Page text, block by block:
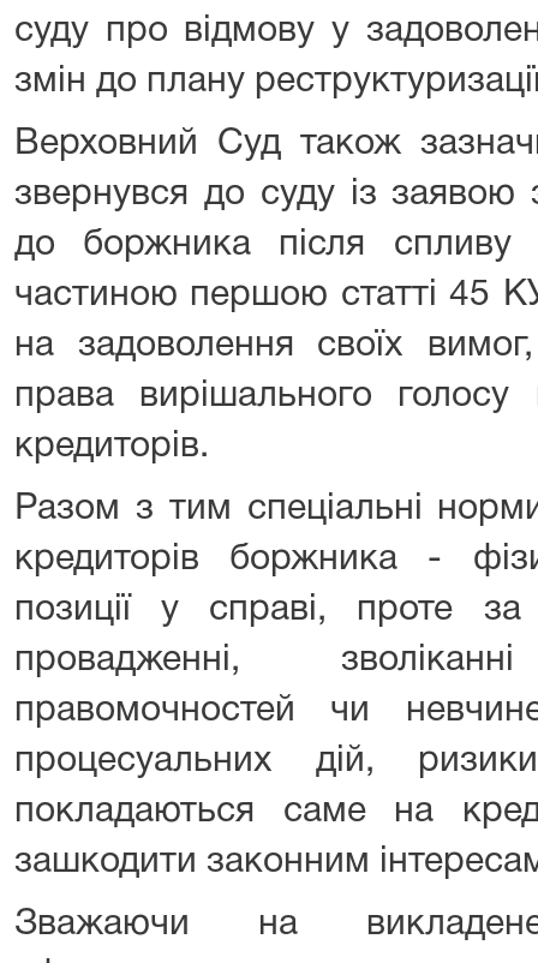
суду про відмову у
змін до плану
Верховний Суд також
звернувся до суду із
до боржника після спливу
частиною першою статті 45
на задоволення своїх
права вирішального голосу
кредиторів.
Разом з тим спеціальні
кредиторів боржника -
позиції у справі, проте
провадженні,
правомочностей чи
процесуальних дій,
покладаються саме на
зашкодити законним
Зважаючи на